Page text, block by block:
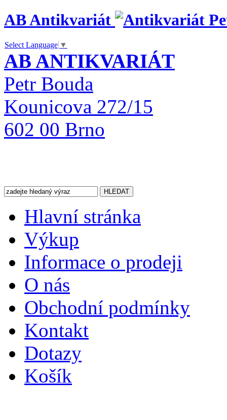
AB Antikvariát
Select Language ▼
AB ANTIKVARIÁT
Petr Bouda
Kounicova 272/15
602 00 Brno
Hlavní stránka
Výkup
Informace o prodeji
O nás
Obchodní podmínky
Kontakt
Dotazy
Košík